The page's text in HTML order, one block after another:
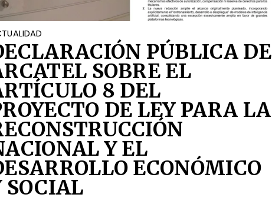
PÚBLICA DE
SOBRE EL
8 DEL
DE LEY PARA LA
Y EL
ECONÓMICO
SOCIAL